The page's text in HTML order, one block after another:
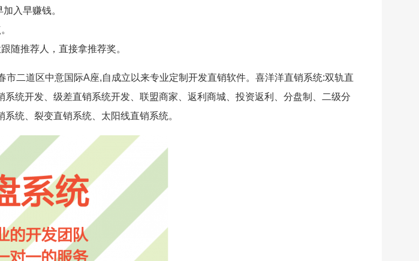
入早赚钱。
随推荐人，直接拿推荐奖。
二道区中意国际A座,自成立以来专业定制开发直销软件。喜洋洋直销系统:双轨直
统开发、级差直销系统开发、联盟商家、返利商城、投资返利、分盘制、二级分
统、裂变直销系统、太阳线直销系统。